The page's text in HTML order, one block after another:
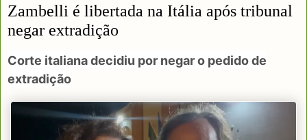
Zambelli é libertada na Itália após tribunal
negar extradição
Corte italiana decidiu por negar o pedido de
extradição